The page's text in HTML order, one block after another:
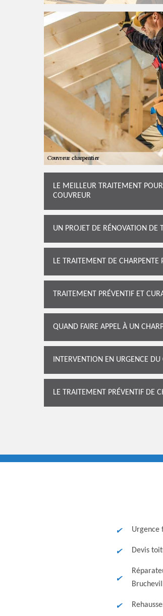
LE MEILLEUR TRAITEMENT
COUVREUR
UN PROJET DE RÉNOVATION DE
LE TRAITEMENT DE CHARPENTE
TRAITEMENT PRÉVENTIF ET
QUAND FAIRE APPEL À UN
INTERVENTION EN URGENCE
LE TRAITEMENT PRÉVENTIF DE
Urgence
Devis